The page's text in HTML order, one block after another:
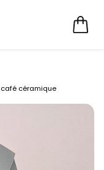
céramique